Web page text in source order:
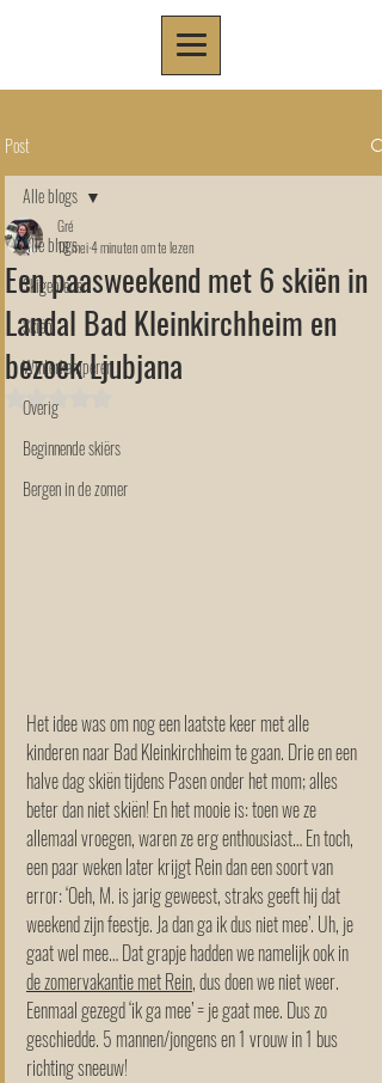
Post
Alle blogs
Skigebieden
Skiën
Winterkamperen
Overig
Beginnende skiërs
Bergen in de zomer
Alle blogs
Een paasweekend met 6 skiën in
Landal Bad Kleinkirchheim en
bezoek Ljubjana
Gré
18 mei4 minuten om te lezen
Het idee was om nog een laatste keer met alle
kinderen naar Bad Kleinkirchheim te gaan. Drie en een
halve dag skiën tijdens Pasen onder het mom; alles
beter dan niet skiën! En het mooie is: toen we ze
allemaal vroegen, waren ze erg enthousiast… En toch,
een paar weken later krijgt Rein dan een soort van
error: ‘Oeh, M. is jarig geweest, straks geeft hij dat
weekend zijn feestje. Ja dan ga ik dus niet mee’. Uh, je
gaat wel mee… Dat grapje hadden we namelijk ook in
de zomervakantie met Rein, dus doen we niet weer.
Eenmaal gezegd ‘ik ga mee’ = je gaat mee. Dus zo
geschiedde. 5 mannen/jongens en 1 vrouw in 1 bus
richting sneeuw!